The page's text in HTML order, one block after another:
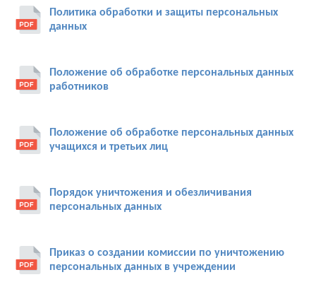
Политика обработки и защиты персональных
данных
Положение об обработке персональных данных
работников
Положение об обработке персональных данных
учащихся и третьих лиц
Порядок уничтожения и обезличивания
персональных данных
Приказ о создании комиссии по уничтожению
персональных данных в учреждении